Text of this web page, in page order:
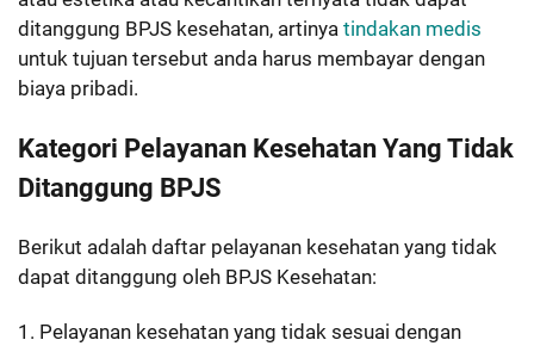
ditanggung BPJS kesehatan, artinya tindakan medis
untuk tujuan tersebut anda harus membayar dengan
biaya pribadi.
Kategori Pelayanan Kesehatan Yang Tidak
Ditanggung BPJS
Berikut adalah daftar pelayanan kesehatan yang tidak
dapat ditanggung oleh BPJS Kesehatan:
1. Pelayanan kesehatan yang tidak sesuai dengan